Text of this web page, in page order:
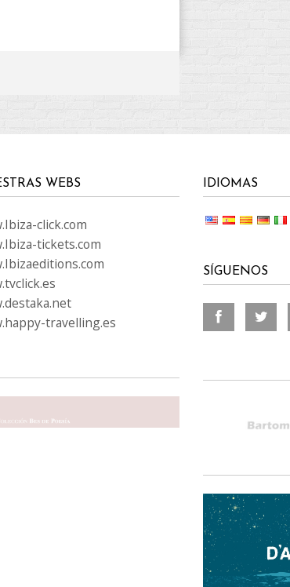
WEBS
click.com
tickets.com
travelling.es
IDIOMAS
SÍGUENOS